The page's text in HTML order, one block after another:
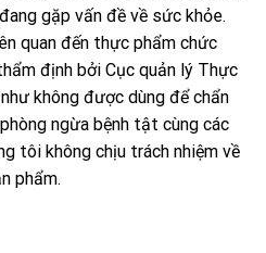
gặp vấn đề về sức khỏe.
quan đến thực phẩm chức
định bởi Cục quản lý Thực
không được dùng để chẩn
ngừa bệnh tật cùng các
tôi không chịu trách nhiệm về
phẩm.